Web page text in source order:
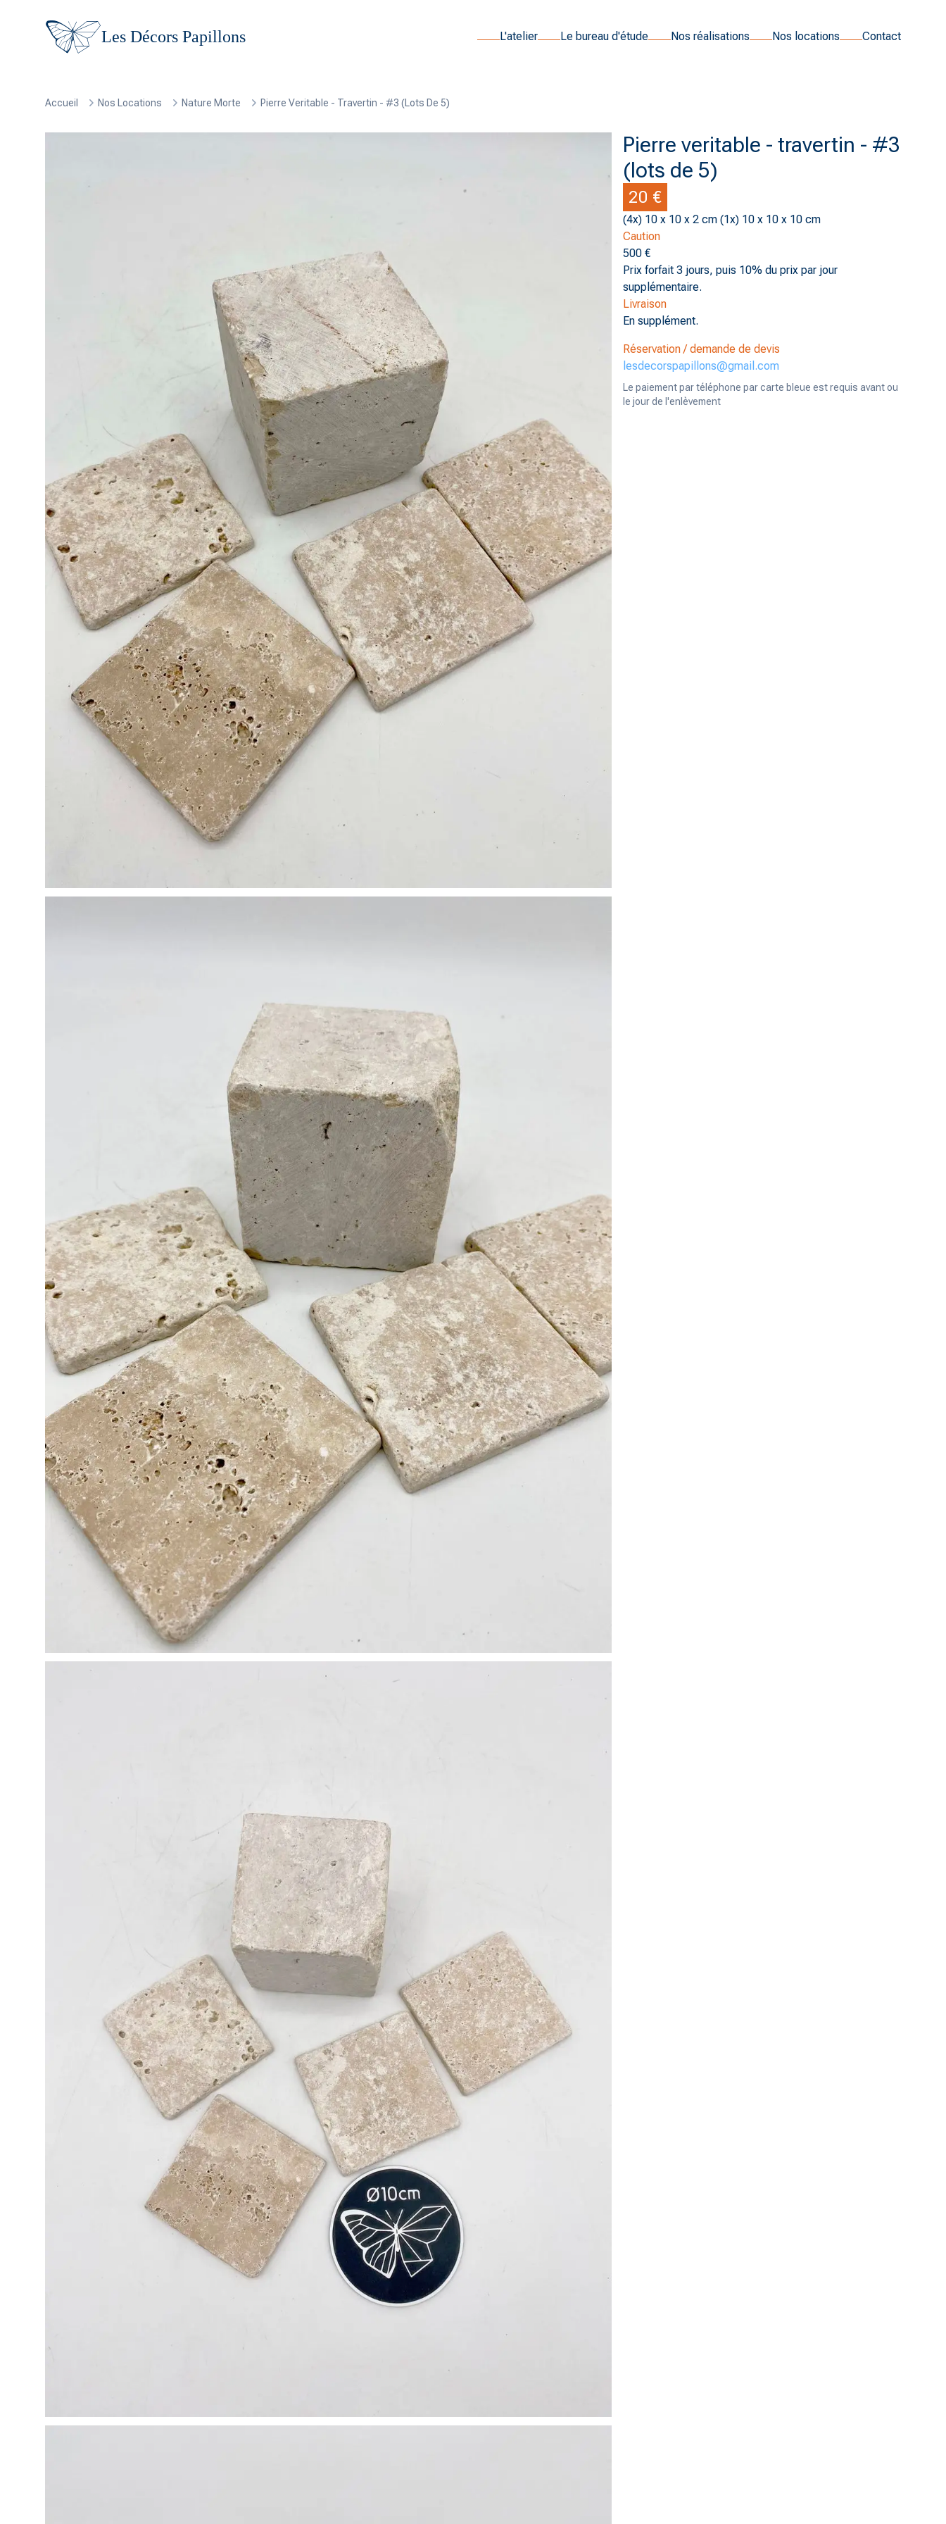
Les Décors Papillons L'atelier Le bureau d'étude Nos réalisations Nos locations Contact
Accueil Nos Locations Nature Morte Pierre Veritable - Travertin - #3 (lots De 5)
Pierre veritable - travertin - #3
(lots de 5)
20 €
(4x) 10 x 10 x 2 cm (1x) 10 x 10 x 10 cm
Caution
500 €
Prix forfait 3 jours, puis 10% du prix par jour
supplémentaire.
Livraison
En supplément.
Réservation / demande de devis
lesdecorspapillons@gmail.com
Le paiement par téléphone par carte bleue est requis avant ou
le jour de l'enlèvement